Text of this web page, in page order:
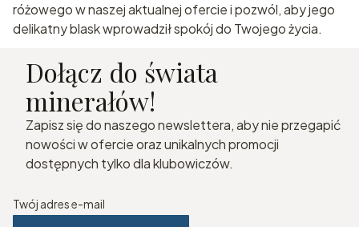
różowego w naszej aktualnej ofercie i pozwól, aby jego
delikatny blask wprowadził spokój do Twojego życia.
Dołącz do świata
minerałów!
Zapisz się do naszego newslettera, aby nie przegapić
nowości w ofercie oraz unikalnych promocji
dostępnych tylko dla klubowiczów.
Twój adres e-mail